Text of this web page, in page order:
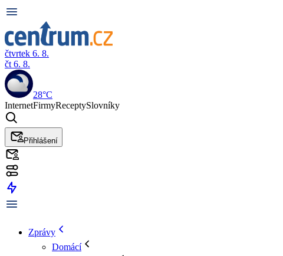
čtvrtek 6. 8.
čt 6. 8.
28°C
InternetFirmyReceptySlovníky
Přihlášení
Zprávy
Domácí